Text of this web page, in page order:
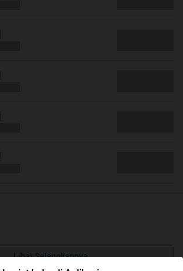
Lihat Selengkapnya